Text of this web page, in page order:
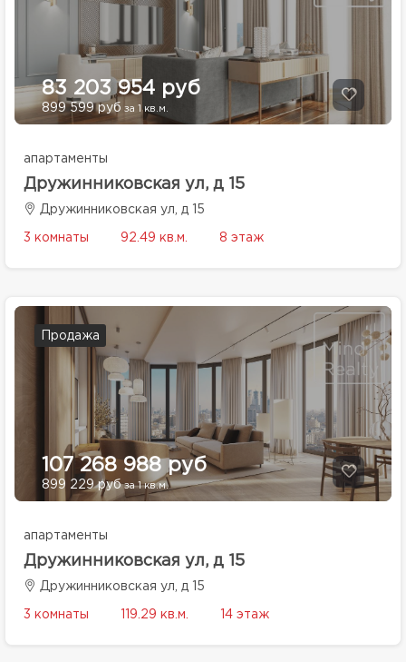
83 203 954 руб
899 599 руб за 1 кв.м.
апартаменты
Дружинниковская ул, д 15
Дружинниковская ул, д 15
3 комнаты 92.49 кв.м. 8 этаж
Продажа
107 268 988 руб
899 229 рубза 1 кв.м.
апартаменты
Дружинниковская ул, д 15
Дружинниковская ул, д 15
3 комнаты 119.29 кв.м. 14 этаж